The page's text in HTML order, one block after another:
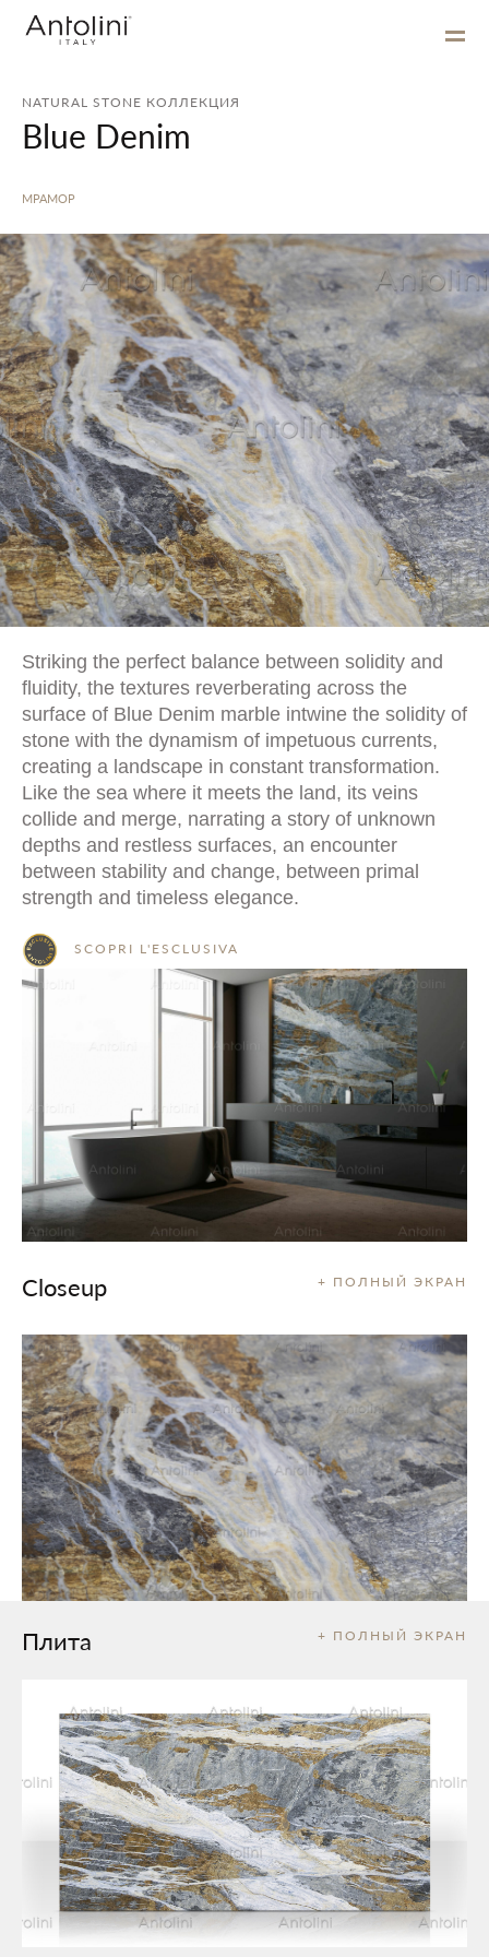
NATURAL STONE КОЛЛЕКЦИЯ
Blue Denim
МРАМОР
Striking the perfect balance between solidity and
fluidity, the textures reverberating across the
surface of Blue Denim marble intwine the solidity of
stone with the dynamism of impetuous currents,
creating a landscape in constant transformation.
Like the sea where it meets the land, its veins
collide and merge, narrating a story of unknown
depths and restless surfaces, an encounter
between stability and change, between primal
strength and timeless elegance.
SCOPRI L'ESCLUSIVA
+ ПОЛНЫЙ ЭКРАН
Closeup
+ ПОЛНЫЙ ЭКРАН
Плита